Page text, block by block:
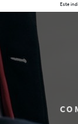
Este
Cargando
contenido,
favor
espere...